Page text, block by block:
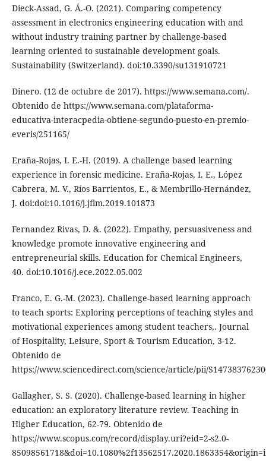
Dieck-Assad, G. Á.-O. (2021). Comparing competency
assessment in electronics engineering education with and
without industry training partner by challenge-based
learning oriented to sustainable development goals.
Sustainability (Switzerland). doi:10.3390/su131910721
Dinero. (12 de octubre de 2017). https://www.semana.com/.
Obtenido de https://www.semana.com/plataforma-
educativa-interacpedia-obtiene-segundo-puesto-en-premio-
everis/251165/
Eraña-Rojas, I. E.-H. (2019). A challenge based learning
experience in forensic medicine. Eraña-Rojas, I. E., López
Cabrera, M. V., Ríos Barrientos, E., & Membrillo-Hernández,
J. doi:doi:10.1016/j.jflm.2019.101873
Fernandez Rivas, D. &. (2022). Empathy, persuasiveness and
knowledge promote innovative engineering and
entrepreneurial skills. Education for Chemical Engineers,
40. doi:10.1016/j.ece.2022.05.002
Franco, E. G.-M. (2023). Challenge-based learning approach
to teach sports: Exploring perceptions of teaching styles and
motivational experiences among student teachers,. Journal
of Hospitality, Leisure, Sport & Tourism Education, 3-12.
Obtenido de
https://www.sciencedirect.com/science/article/pii/
Gallagher, S. S. (2020). Challenge-based learning in higher
education: an exploratory literature review. Teaching in
Higher Education, 62-79. Obtenido de
https://www.scopus.com/record/display.uri?eid=2-s2.0-